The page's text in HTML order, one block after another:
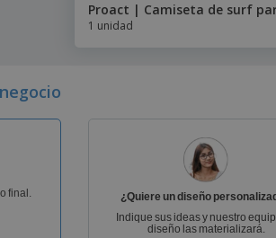
Proact | Camiseta de surf
1 unidad
final.
¿Quiere un diseño
Indique sus ideas y nuestro
diseño las materializará.